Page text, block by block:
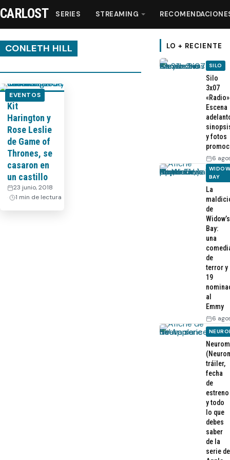
Streaming
Recomendaciones
Videos
Webisodios
CARLOST SERIES STREAMING
CONLETH HILL
EVENTOS
Kit
Harington y
Rose Leslie
de Game of
Thrones, se
casaron en
un castillo
23 junio, 2018
1 min de lectura
LO + RECIENTE
SILO
Silo
3x07
Escena
y fotos
6
BAY
La
de
Widow’s
Bay:
una
de
terror y
19
al
Emmy
6
tráiler,
fecha
de
estreno
y todo
lo que
debes
saber
de la
serie de